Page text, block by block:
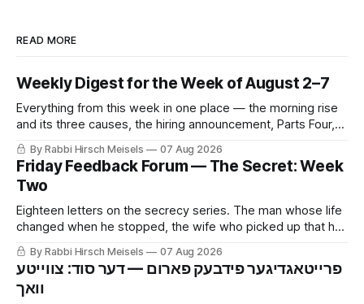
READ MORE
Weekly Digest for the Week of August 2–7
Everything from this week in one place — the morning rise
and its three causes, the hiring announcement, Parts Four,
Five and Six of The Secret, and Friday’s letters.
By Rabbi Hirsch Meisels 07 Aug 2026
Friday Feedback Forum — The Secret: Week
Two
Eighteen letters on the secrecy series. The man whose life
changed when he stopped, the wife who picked up that he
was hiding something before he told her, the mouse and
the cat, and the boy who said yes to a shidduch because of
a seventh grade classroom.
By Rabbi Hirsch Meisels 07 Aug 2026
‫פרייטאגדיגער פידבעק פארום — דער סוד: צווייטע